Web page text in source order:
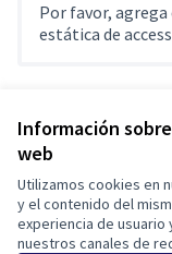
Información
web
Utilizamos cookies en
y el contenido del
experiencia de
nuestros canales de
Por favor,
estática de
Términos y condiciones
Configuración de
Tona participa en X
(Enlace externo)
Tona participa en
(Enlace externo)
Tona
(Enlace
Castellano
Triar la llenguaElegir el